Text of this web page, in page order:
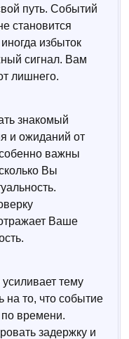
путь. Событий
становится
избыток
сигнал. Вам
лишнего.
знакомый
и ожиданий от
важны
Вы
Ваше
тему
на то, что событие
времени.
задержку и